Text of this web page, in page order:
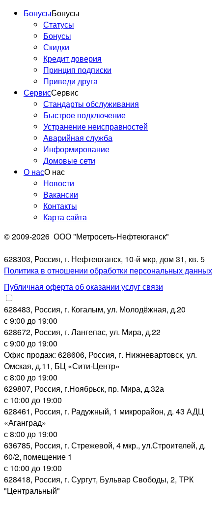
БонусыБонусы
Статусы
Бонусы
Скидки
Кредит доверия
Принцип подписки
Приведи друга
СервисСервис
Стандарты обслуживания
Быстрое подключение
Устранение неисправностей
Аварийная служба
Информирование
Домовые сети
О насО нас
Новости
Вакансии
Контакты
Карта сайта
© 2009-2026 ООО "Метросеть-Нефтеюганск"
628303, Россия, г. Нефтеюганск, 10-й мкр, дом 31, кв. 5
Политика в отношении обработки персональных данных
Публичная оферта об оказании услуг связи
628483, Россия, г. Когалым, ул. Молодёжная, д.20
с 9:00 до 19:00
628672, Россия, г. Лангепас, ул. Мира, д.22
с 9:00 до 19:00
Офис продаж: 628606, Россия, г. Нижневартовск, ул.
Омская, д.11, БЦ «Сити-Центр»
с 8:00 до 19:00
629807, Россия, г.Ноябрьск, пр. Мира, д.32а
с 10:00 до 19:00
628461, Россия, г. Радужный, 1 микрорайон, д. 43 АДЦ
«Аганград»
с 8:00 до 19:00
636785, Россия, г. Стрежевой, 4 мкр., ул.Строителей, д.
60/2, помещение 1
с 10:00 до 19:00
628418, Россия, г. Сургут, Бульвар Свободы, 2, ТРК
"Центральный"